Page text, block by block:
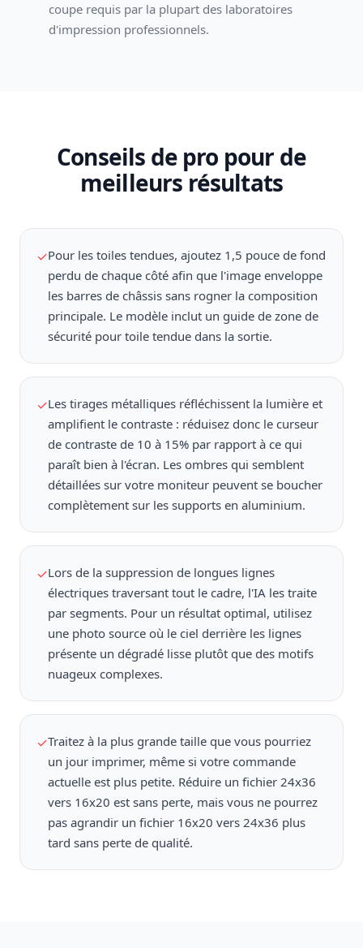
coupe requis par la plupart des laboratoires
d'impression professionnels.
Conseils de pro pour de
meilleurs résultats
✓Pour les toiles tendues, ajoutez 1,5 pouce de fond
perdu de chaque côté afin que l'image enveloppe
les barres de châssis sans rogner la composition
principale. Le modèle inclut un guide de zone de
sécurité pour toile tendue dans la sortie.
✓Les tirages métalliques réfléchissent la lumière et
amplifient le contraste : réduisez donc le curseur
de contraste de 10 à 15% par rapport à ce qui
paraît bien à l'écran. Les ombres qui semblent
détaillées sur votre moniteur peuvent se boucher
complètement sur les supports en aluminium.
✓Lors de la suppression de longues lignes
électriques traversant tout le cadre, l'IA les traite
par segments. Pour un résultat optimal, utilisez
une photo source où le ciel derrière les lignes
présente un dégradé lisse plutôt que des motifs
nuageux complexes.
✓Traitez à la plus grande taille que vous pourriez
un jour imprimer, même si votre commande
actuelle est plus petite. Réduire un fichier 24x36
vers 16x20 est sans perte, mais vous ne pourrez
pas agrandir un fichier 16x20 vers 24x36 plus
tard sans perte de qualité.